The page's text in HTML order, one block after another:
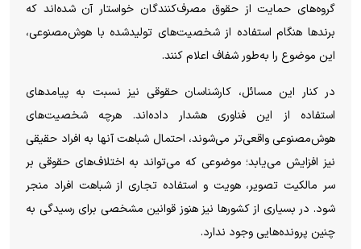
گروه‌های حمایت از حقوق مصرف‌کنندگان خواستار آن شده‌اند که
برند‌ها هنگام استفاده از شخصیت‌های تولیدشده با هوش‌مصنوعی،
این موضوع را به‌طور شفاف اعلام کنند.
در کنار این مسائل، کارشناسان حقوقی نیز نسبت به پیامد‌های
استفاده از این فناوری هشدار داده‌اند. هرچه شخصیت‌های
هوش‌مصنوعی واقعی‌تر می‌شوند، احتمال شباهت آنها به افراد حقیقی
نیز افزایش می‌یابد؛ موضوعی که می‌تواند به اختلاف‌های حقوقی بر
سر مالکیت تصویر، هویت و استفاده تجاری از شباهت افراد منجر
شود. در بسیاری از کشور‌ها نیز هنوز قوانین مشخصی برای رسیدگی به
چنین پرونده‌هایی وجود ندارد.